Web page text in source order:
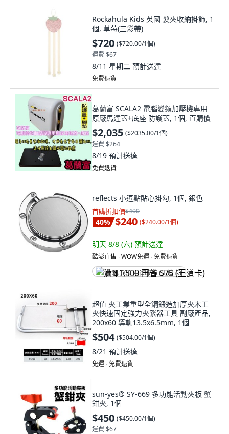
Rockahula Kids 英國 髮夾收納掛飾, 1
個, 草莓(三彩帶)
$720 ($720.00/1個)
運費 $67
8/11 星期二 預計送達
免費退貨
葛蘭富 SCALA2 電腦變頻加壓機專用
原廠馬達蓋+底座 防護蓋, 1個, 直購價
$2,035 ($2035.00/1個)
運費 $264
8/19 預計送達
免費退貨
reflects 小逗點貼心掛勾, 1個, 銀色
首購折扣價$400
40% $240 ($240.00/1個)
明天 8/8 (六) 預計送達
酷澎直售 ∙ WOW免運 ∙ 免費退貨
满 $1,500 再省 $75 (王道卡)
超值 夾工業重型全鋼鍛造加厚夾木工
夾快速固定強力夾緊器工具 副廠產品,
200x60 導軌13.5x6.5mm, 1個
$504 ($504.00/1個)
8/21 預計送達
免運 ∙ 免費退貨
sun-yes® SY-669 多功能活動夾板 蟹
鉗夾, 1個
$450 ($450.00/1個)
運費 $67